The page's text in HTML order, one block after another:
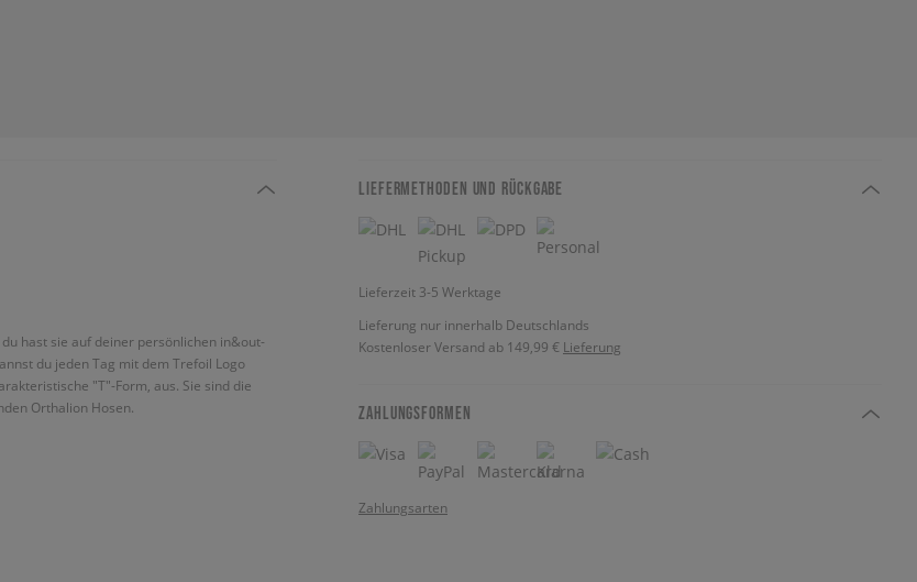
hast sie auf deiner persönlichen in&out-
du jeden Tag mit dem Trefoil Logo
"T"-Form, aus. Sie sind die
Orthalion Hosen.
LIEFERMETHODEN UND RÜCKGABE
Lieferzeit 3-5 Werktage
Lieferung nur innerhalb Deutschlands
Kostenloser Versand ab 149,99 € Lieferung
ZAHLUNGSFORMEN
Zahlungsarten